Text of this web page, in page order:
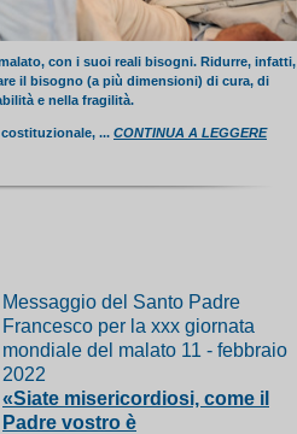
con i suoi reali bisogni. Ridurre, infatti,
il bisogno (a più dimensioni) di cura, di
e nella fragilità.
... CONTINUA A LEGGERE
Messaggio del Santo Padre
Francesco per la xxx giornata
mondiale del malato 11 - febbraio
2022
«Siate misericordiosi, come il
Padre vostro è